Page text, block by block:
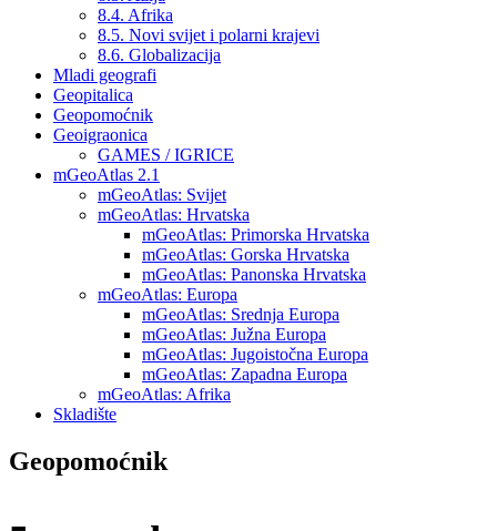
8.4. Afrika
8.5. Novi svijet i polarni krajevi
8.6. Globalizacija
Mladi geografi
Geopitalica
Geopomoćnik
Geoigraonica
GAMES / IGRICE
mGeoAtlas 2.1
mGeoAtlas: Svijet
mGeoAtlas: Hrvatska
mGeoAtlas: Primorska Hrvatska
mGeoAtlas: Gorska Hrvatska
mGeoAtlas: Panonska Hrvatska
mGeoAtlas: Europa
mGeoAtlas: Srednja Europa
mGeoAtlas: Južna Europa
mGeoAtlas: Jugoistočna Europa
mGeoAtlas: Zapadna Europa
mGeoAtlas: Afrika
Skladište
Geopomoćnik